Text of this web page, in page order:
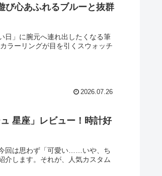
び心あふれるブルーと抜群
日」に腕元へ連れ出したくなる筆
ラーリングが目を引くスウォッチ
2026.07.26
星座」レビュー！時計好
回は思わず「可愛い……いや、ち
介します。それが、人気カスタム